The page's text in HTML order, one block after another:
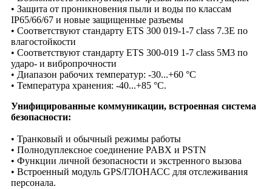
• Защита от проникновения пыли и воды по классам
IP65/66/67 и новые защищенные разъемы
• Соответствуют стандарту ETS 300 019-1-7 class 7.3E по
влагостойкости
• Соответствуют стандарту ETS 300-019 1-7 class 5M3 по
ударо- и вибропрочности
• Диапазон рабочих температур: -30...+60 °С
• Температура хранения: -40...+85 °С.
Унифицированные коммуникации, встроенная система
безопасности:
• Транковый и обычный режимы работы
• Полнодуплексное соединение PABX и PSTN
• Функции личной безопасности и экстренного вызова
• Встроенный модуль GPS/ГЛОНАСС для отслеживания
персонала.